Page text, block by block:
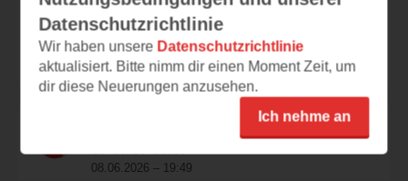
Was für ein schönes Cover, auf dem
sicherlich Joseph zu sehen ist. Ich finde es
großartig ihn auf...
08.06.2026 – 19:49
Datenschutzrichtlinie
Wir haben unsere Datenschutzrichtlinie
aktualisiert. Bitte nimm dir einen Moment Zeit, um
dir diese Neuerungen anzusehen.
Ich nehme an